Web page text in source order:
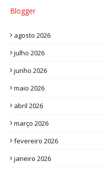
Blogger
agosto 2026
julho 2026
junho 2026
maio 2026
abril 2026
março 2026
fevereiro 2026
janeiro 2026